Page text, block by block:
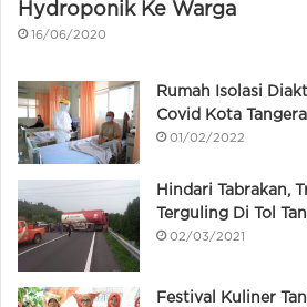
Hydroponik Ke Warga
16/06/2020
Rumah Isolasi
Covid Kota
01/02/2022
Hindari Tabrakan,
Terguling Di Tol
02/03/2021
Festival Kuliner